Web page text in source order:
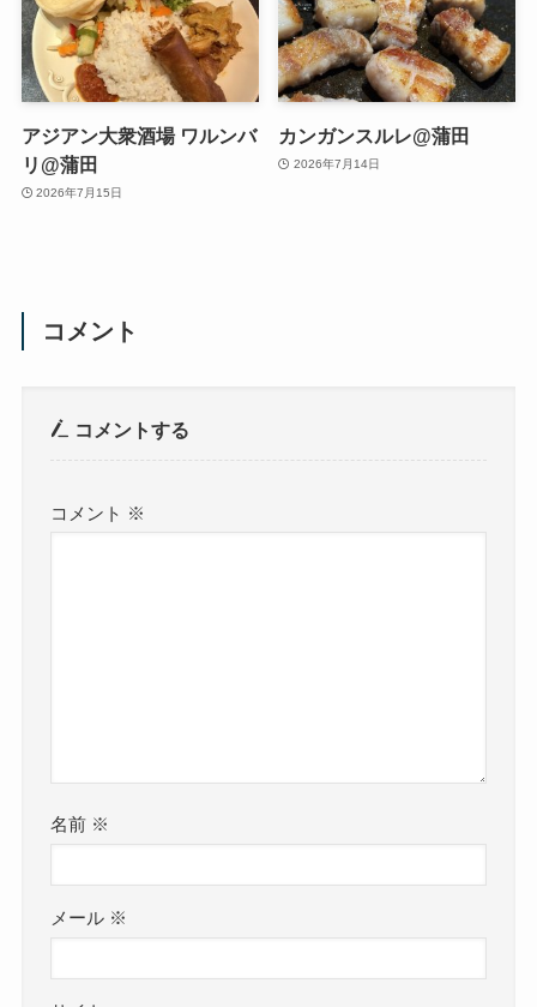
アジアン大衆酒場 ワルンバ
リ@蒲田
2026年7月15日
カンガンスルレ@蒲田
2026年7月14日
コメント
コメントする
コメント ※
名前 ※
メール ※